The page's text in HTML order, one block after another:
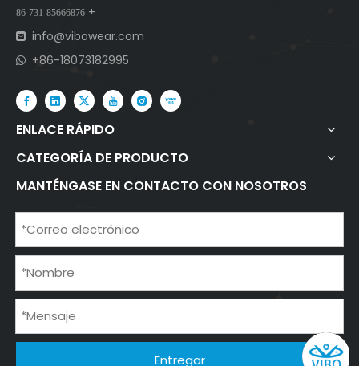
86-731-85666876 +
 info@vibowear.com
 +86-18073182995
ENLACE RÁPIDO
CATEGORÍA DE PRODUCTO
MANTÉNGASE EN CONTACTO CON NOSOTROS
Entregar